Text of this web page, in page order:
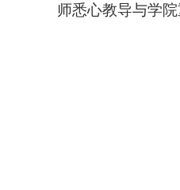
师悉心教导与学